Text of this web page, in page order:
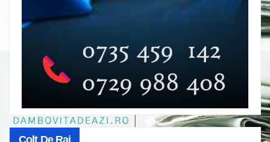
Colt De Rai